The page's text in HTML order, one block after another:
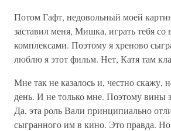
Потом Гафт, недовольный моей
заставил меня, Мишка, играть тебя со
комплексами. Поэтому я хреново
люблю я этот фильм. Нет, Катя там
Мне так не казалось и, честно скажу,
день. И не только мне. Поэтому вины
Да, эта роль Вали принципиально
сыгранного им в кино. Это правда. Но